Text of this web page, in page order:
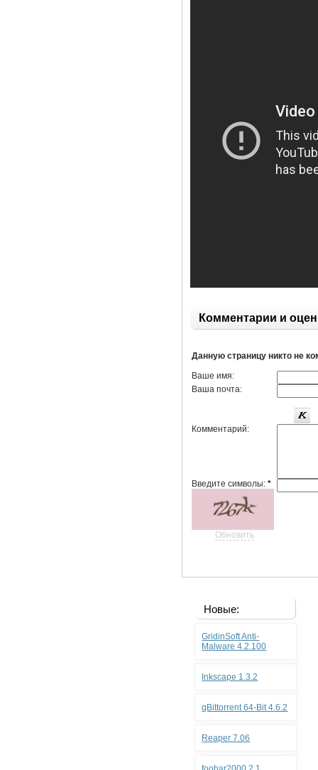
Комментарии и
Данную страницу никто не
Ваше имя:
Ваша почта:
Комментарий:
Введите символы:*
Обновить
Новые:
GridinSoft Anti-
Malware 4.2.100
Inkscape 1.3.2
qBittorrent 64-Bit 4.6.2
Reaper 7.06